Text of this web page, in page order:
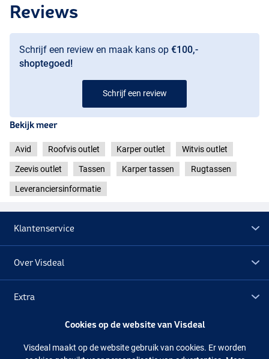
Reviews
Schrijf een review en maak kans op €100,-
shoptegoed!
Schrijf een review
Bekijk meer
Avid Roofvis outlet Karper outlet Witvis outlet
Zeevis outlet Tassen Karper tassen Rugtassen
Leveranciersinformatie
Klantenservice
Over Visdeal
Extra
Cookies op de website van Visdeal
Visdeal maakt op de website gebruik van cookies. Er worden